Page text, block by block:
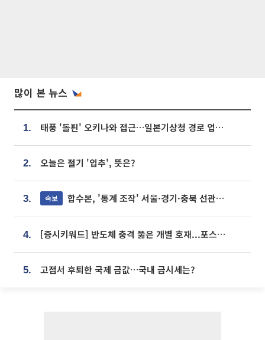
많이 본 뉴스
1. 태풍 '돌핀' 오키나와 접근…일본기상청 경로 업데이트
2. 오늘은 절기 '입추', 뜻은?
3. 속보 합수본, '통계 조작' 서울·경기·충북 선관위 등 추가 압수수색
4. [증시키워드] 반도체 충격 뚫은 개별 호재...포스코퓨처엠·에코프로·한화솔루션 '눈길'
5. 고점서 후퇴한 국제 금값…국내 금시세는?